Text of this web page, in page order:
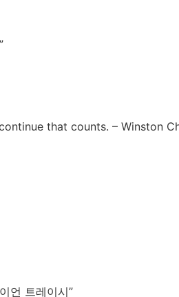
that counts. – Winston
언 트레이시”